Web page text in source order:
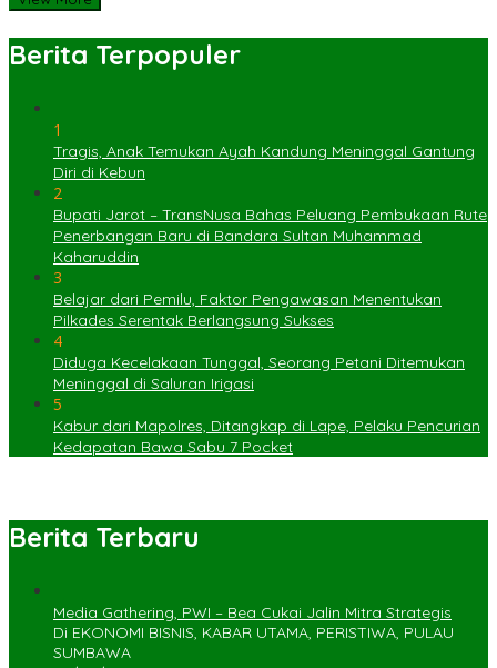
Berita Terpopuler
1
Tragis, Anak Temukan Ayah Kandung Meninggal Gantung
Diri di Kebun
2
Bupati Jarot – TransNusa Bahas Peluang Pembukaan Rute
Penerbangan Baru di Bandara Sultan Muhammad
Kaharuddin
3
Belajar dari Pemilu, Faktor Pengawasan Menentukan
Pilkades Serentak Berlangsung Sukses
4
Diduga Kecelakaan Tunggal, Seorang Petani Ditemukan
Meninggal di Saluran Irigasi
5
Kabur dari Mapolres, Ditangkap di Lape, Pelaku Pencurian
Kedapatan Bawa Sabu 7 Pocket
Berita Terbaru
Media Gathering, PWI – Bea Cukai Jalin Mitra Strategis
Di EKONOMI BISNIS, KABAR UTAMA, PERISTIWA, PULAU
SUMBAWA